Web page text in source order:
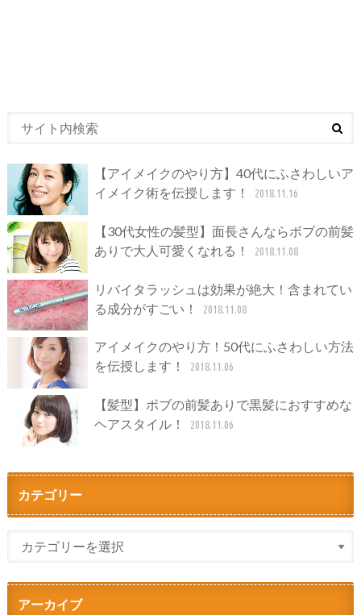
【アイメイクのやり方】40代にふさわしいア
イメイク術を伝授します！
2018.11.16
【30代女性の髪型】面長さんならボブの前髪
ありで大人可愛くなれる！
2018.11.08
リバイタラッシュは効果が絶大！含まれてい
る成分がすごい！
2018.11.08
アイメイクのやり方！50代にふさわしい方法
を伝授します！
2018.11.06
【髪型】ボブの前髪ありで黒髪におすすめな
ヘアスタイル！
2018.11.06
カテゴリー
アーカイブ